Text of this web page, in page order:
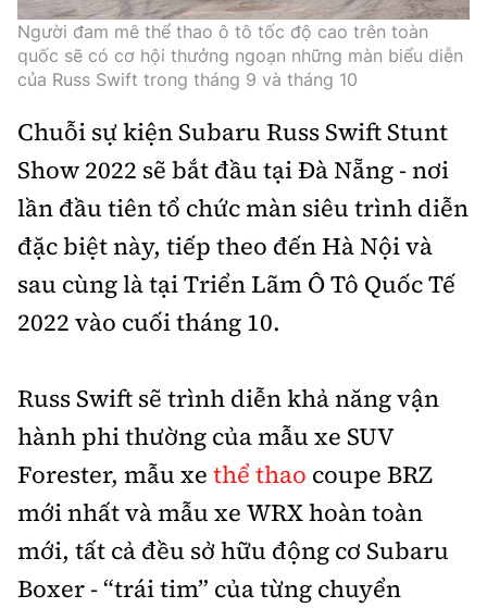
Người đam mê thể thao ô tô tốc độ cao trên toàn
quốc sẽ có cơ hội thưởng ngoạn những màn biểu diễn
của Russ Swift trong tháng 9 và tháng 10
Chuỗi sự kiện Subaru Russ Swift Stunt
Show 2022 sẽ bắt đầu tại Đà Nẵng - nơi
lần đầu tiên tổ chức màn siêu trình diễn
đặc biệt này, tiếp theo đến Hà Nội và
sau cùng là tại Triển Lãm Ô Tô Quốc Tế
2022 vào cuối tháng 10.
Russ Swift sẽ trình diễn khả năng vận
hành phi thường của mẫu xe SUV
Forester, mẫu xe thể thao coupe BRZ
mới nhất và mẫu xe WRX hoàn toàn
mới, tất cả đều sở hữu động cơ Subaru
Boxer - “trái tim” của từng chuyển